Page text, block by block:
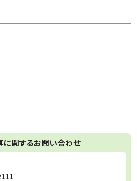
に関するお問い合わせ